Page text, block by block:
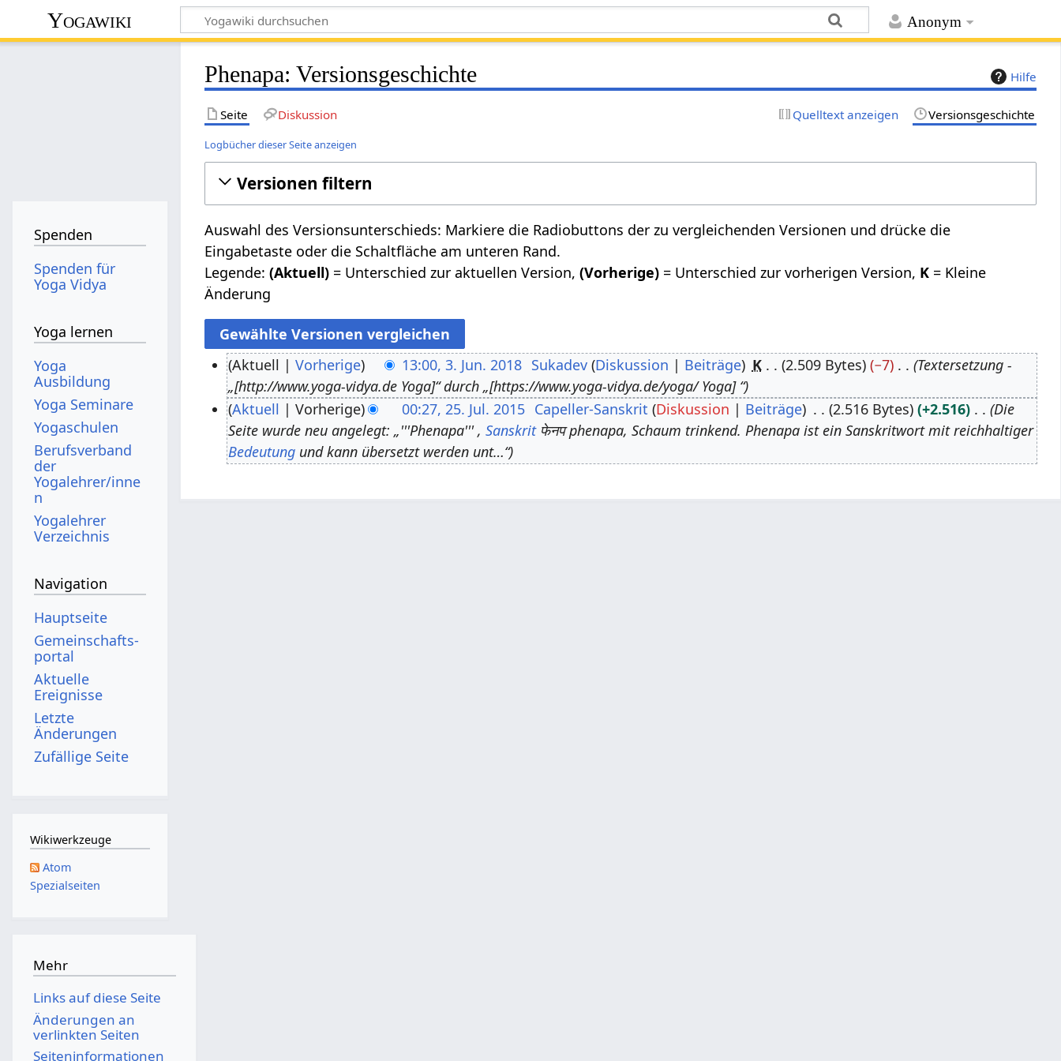
Anonym
Yogawiki
Hilfe
Phenapa: Versionsgeschichte
Seite Diskussion Quelltext anzeigen Versionsgeschichte
Logbücher dieser Seite anzeigen
Versionen filtern
Auswahl des Versionsunterschieds: Markiere die Radiobuttons der zu vergleichenden Versionen und drücke die
Eingabetaste oder die Schaltfläche am unteren Rand.
Legende:(Aktuell) = Unterschied zur aktuellen Version,(Vorherige) = Unterschied zur vorherigen Version, K = Kleine
Änderung
i
Aktuell Vorherige 13:00, 3. Jun. 2018 Sukadev Diskussion Beiträge K 2.509 Bytes −7
Textersetzung -
„[http://www.yoga-vidya.de Yoga]“ durch „[https://www.yoga-vidya.de/yoga/ Yoga] “
J
Aktuell Vorherige 00:27, 25. Jul. 2015 Capeller-Sanskrit Diskussion Beiträge 2.516 Bytes +2.516
Die
Seite wurde neu angelegt: „'''Phenapa''' ,Sanskritफेनप phenapa, Schaum trinkend. Phenapa ist ein Sanskritwort mit reichhaltiger
Bedeutung und kann übersetzt werden unt…“
Spenden
Spenden für
Yoga Vidya
Yoga lernen
Yoga
Ausbildung
Yoga Seminare
Yogaschulen
Berufsverband
der
Yogalehrer/inne
n
Yogalehrer
Verzeichnis
Navigation
Hauptseite
Gemeinschafts­
portal
Aktuelle
Ereignisse
Letzte
Änderungen
Zufällige Seite
Wikiwerkzeuge
Atom
Spezialseiten
Mehr
Links auf diese Seite
Änderungen an
verlinkten Seiten
Seiten­­informationen